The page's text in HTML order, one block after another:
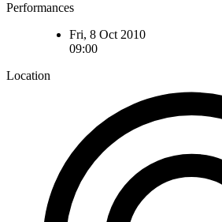
Performances
Fri, 8 Oct 2010
09:00
Location